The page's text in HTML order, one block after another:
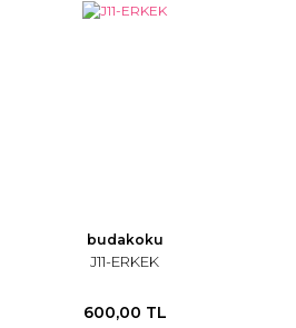
budakoku
J11-ERKEK
600,00 TL